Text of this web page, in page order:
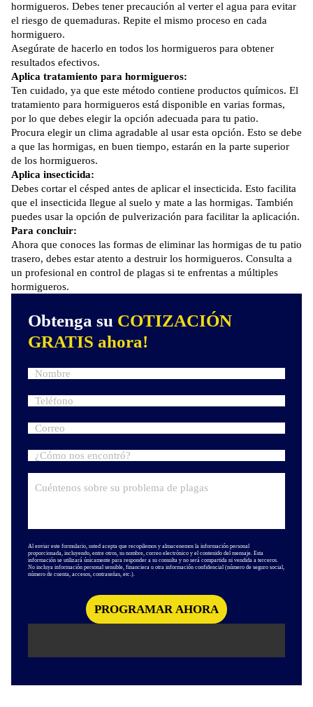
hormigueros. Debes tener precaución al verter el agua para evitar
el riesgo de quemaduras. Repite el mismo proceso en cada
hormiguero.
Asegúrate de hacerlo en todos los hormigueros para obtener
resultados efectivos.
Aplica tratamiento para hormigueros:
Ten cuidado, ya que este método contiene productos químicos. El
tratamiento para hormigueros está disponible en varias formas,
por lo que debes elegir la opción adecuada para tu patio.
Procura elegir un clima agradable al usar esta opción. Esto se debe
a que las hormigas, en buen tiempo, estarán en la parte superior
de los hormigueros.
Aplica insecticida:
Debes cortar el césped antes de aplicar el insecticida. Esto facilita
que el insecticida llegue al suelo y mate a las hormigas. También
puedes usar la opción de pulverización para facilitar la aplicación.
Para concluir:
Ahora que conoces las formas de eliminar las hormigas de tu patio
trasero, debes estar atento a destruir los hormigueros. Consulta a
un profesional en control de plagas si te enfrentas a múltiples
hormigueros.
Obtenga su COTIZACIÓN
GRATIS ahora!
Al enviar este formulario, usted acepta que recopilemos y almacenemos la información personal
proporcionada, incluyendo, entre otros, su nombre, correo electrónico y el contenido del mensaje. Esta
información se utilizará únicamente para responder a su consulta y no será compartida ni vendida a terceros.
No incluya información personal sensible, financiera u otra información confidencial (número de seguro social,
número de cuenta, accesos, contraseñas, etc.).